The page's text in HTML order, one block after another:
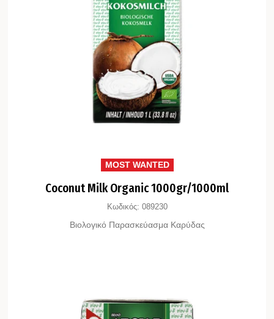
MOST WANTED
Coconut Milk Organic 1000gr/1000ml
Κωδικός: 089230
Βιολογικό Παρασκεύασμα Καρύδας